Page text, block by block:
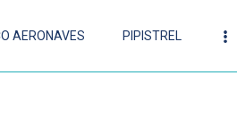
AERONAVES PIPISTREL